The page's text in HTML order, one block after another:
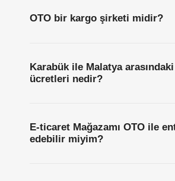
OTO bir kargo şirketi midir?
Karabük ile Malatya
ücretleri nedir?
E-ticaret Mağazamı OTO ile
edebilir miyim?